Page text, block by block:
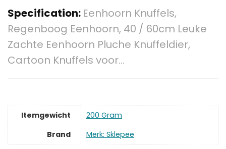
Specification: Eenhoorn Knuffels,
Regenboog Eenhoorn, 40 / 60cm Leuke
Zachte Eenhoorn Pluche Knuffeldier,
Cartoon Knuffels voor…
Itemgewicht
‎200 Gram
Brand
Merk: Sklepee